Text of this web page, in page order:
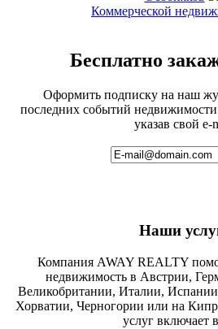
Коммерческой
Бесплатно
Оформить подписку на наш
последних событий
указав свой e-
Наши
Компания AWAY REALTY
недвижимость в Австрии,
Великобритании, Италии,
Хорватии, Черногории или на
услуг включает